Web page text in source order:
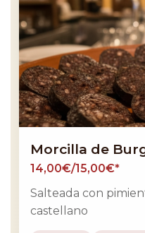
Morcilla de
14,00€/15,00€*
Salteada con
castellano